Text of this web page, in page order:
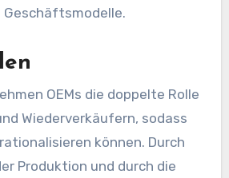
OEMs die doppelte Rolle
Wiederverkäufern, sodass
können. Durch
Produktion und durch die